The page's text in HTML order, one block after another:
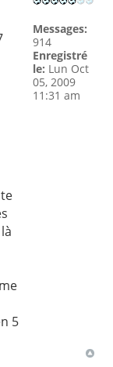
5
Messages:
914
Enregistré
le: Lun Oct
05, 2009
11:31 am